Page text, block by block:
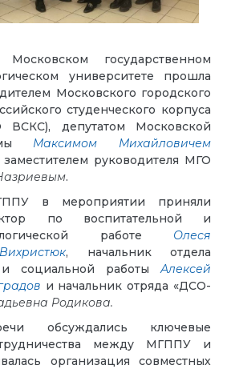
государственном
университете прошла
Московского городского
студенческого корпуса
ВСКС), депутатом Московской
Максимом Михайловичем
руководителя МГО
.
в мероприятии приняли
по воспитательной и
работе Олеся
, начальник отдела
и социальной работыАлексей
и начальник отряда «ДСО-
Родикова.
обсуждались ключевые
между МГППУ и
организация совместных